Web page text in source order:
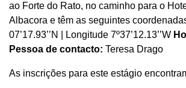
ao Forte do Rato, no caminho para o
Albacora e têm as seguintes
07’17.93’’N | Longitude 7º37’12.13’’W
Pessoa de contacto: Teresa Drago
As inscrições para este estágio